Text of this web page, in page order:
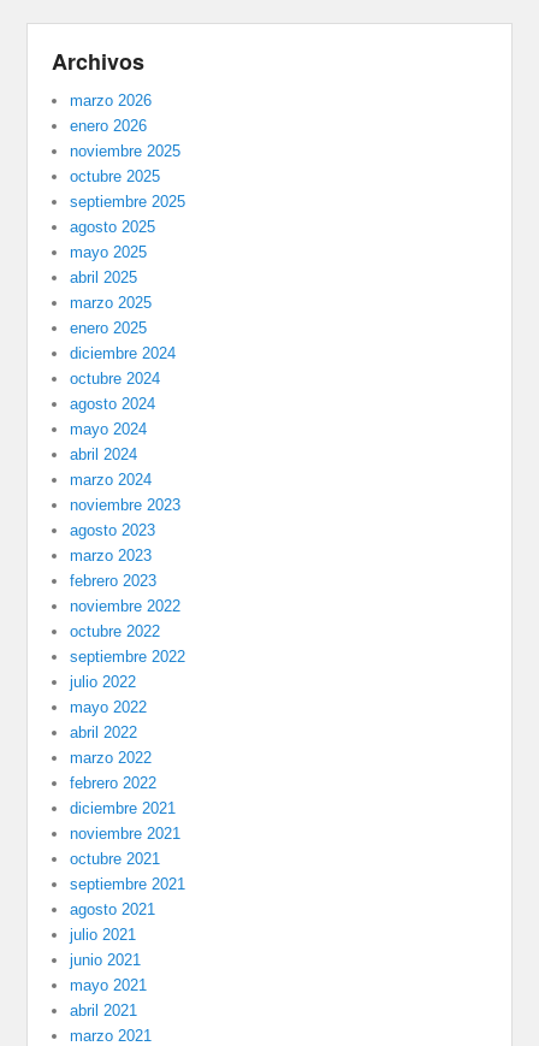
Archivos
marzo 2026
enero 2026
noviembre 2025
octubre 2025
septiembre 2025
agosto 2025
mayo 2025
abril 2025
marzo 2025
enero 2025
diciembre 2024
octubre 2024
agosto 2024
mayo 2024
abril 2024
marzo 2024
noviembre 2023
agosto 2023
marzo 2023
febrero 2023
noviembre 2022
octubre 2022
septiembre 2022
julio 2022
mayo 2022
abril 2022
marzo 2022
febrero 2022
diciembre 2021
noviembre 2021
octubre 2021
septiembre 2021
agosto 2021
julio 2021
junio 2021
mayo 2021
abril 2021
marzo 2021